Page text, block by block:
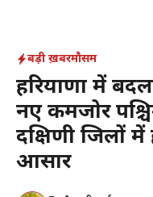
content
बड़ी ख़बरमौसम
हरियाणा में
नए कमजोर
दक्षिणी जिलों
आसार